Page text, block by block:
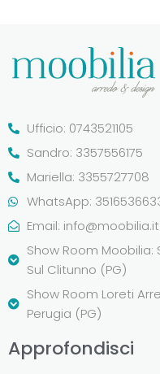
Ufficio: 0743521105
Sandro: 3357556175
Mariella: 3355727708
WhatsApp:
Email: info@moobilia.it
Show Room Moobilia:
Sul Clitunno (PG)
Show Room Loreti
Perugia (PG)
Approfondisci